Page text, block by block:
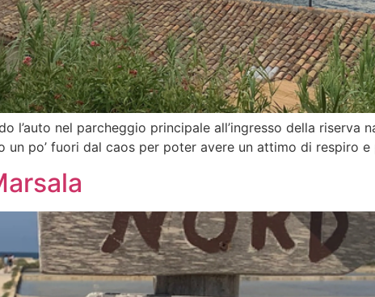
l’auto nel parcheggio principale all’ingresso della
po’ fuori dal caos per poter avere un attimo di respiro